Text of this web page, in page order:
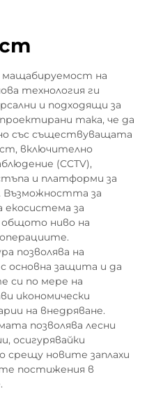
на
технология ги
и подходящи за
така, че да
със съществуващата
включително
(CCTV),
и платформи за
Възможността за
екосистема за
ниво на
позволява на
основна защита и да
си по мере на
икономически
на внедряване.
позволява лесни
осигурявайки
новите заплахи
постижения в